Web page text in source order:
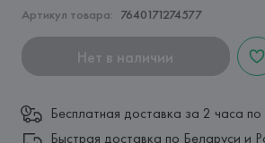
Артикул товара: 7640171274577
Нет в наличии
Бесплатная доставка за 2 часа
Быстрая доставка по Беларуси и